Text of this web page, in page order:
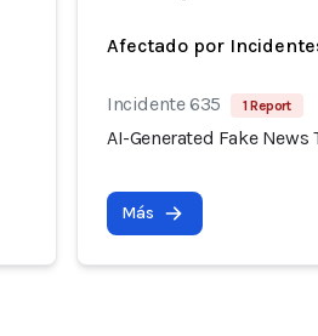
Afectado por
Incidente 635 1 Report
AI-Generated Fake
Más